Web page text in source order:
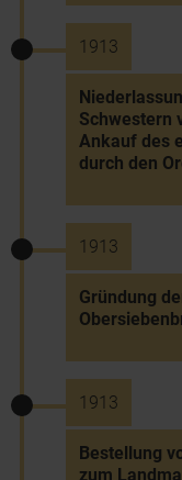
1913
Schwestern
Ankauf des
durch den
1913
Gründung
1913
Bestellung
zum